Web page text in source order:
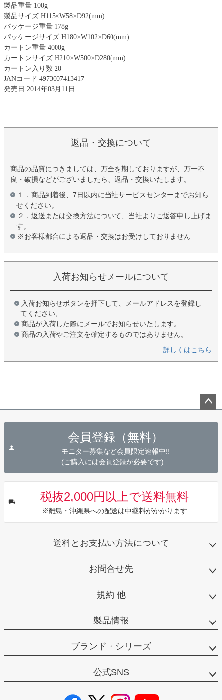
製品重量 100g
製品サイズ H115×W58×D92(mm)
パッケージ重量 178g
パッケージサイズ H180×W102×D60(mm)
カートン重量 4000g
カートンサイズ H210×W500×D280(mm)
カートン入り数 20
JANコード 4973007413417
発売日 2014年03月11日
返品・交換について
商品の品質につきましては、万全を期しておりますが、万一不
良・破損などがございましたら、返品・交換いたします。
１．商品到着後、7日以内に当社サービスセンターまでお知ら
せください。
２．返送または交換方法について、当社よりご返答申し上げま
す。
※お客様都合による返品・交換はお受けしておりません
入荷お知らせメールについて
入荷お知らせボタンを押下して、メールアドレスを登録し
てください。
商品が入荷した際にメールでお知らせいたします。
商品の入荷やご注文を確定するものではありません。
詳しくはこちら
会員登録（無料）
モニター募集など会員限定速報中!!
(ご購入には会員登録が必要です)
税抜2,000円以上で送料無料
※離島・沖縄県への配送は中継料がかかります
送料とお支払い方法について
お問合せ先
規約 他
製品情報
ブランド・シリーズ
公式SNS